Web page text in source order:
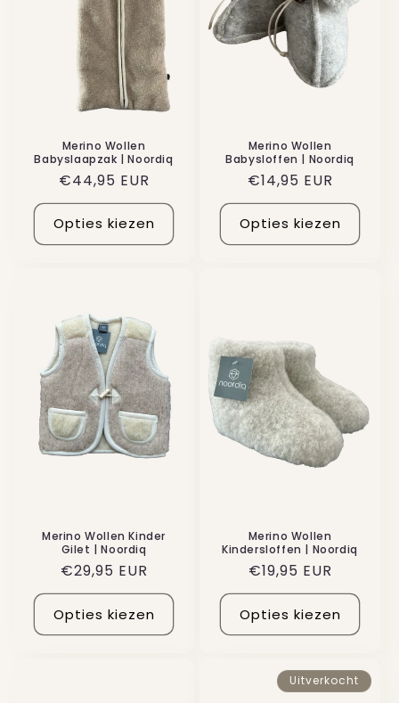
Merino Wollen
Babyslaapzak | Noordiq
Normale
prijs
€44,95 EUR
Opties kiezen
Merino Wollen
Babysloffen | Noordiq
Normale
prijs
€14,95 EUR
Opties kiezen
Merino Wollen Kinder
Gilet | Noordiq
Normale
prijs
€29,95 EUR
Opties kiezen
Merino Wollen
Kindersloffen | Noordiq
Normale
prijs
€19,95 EUR
Opties kiezen
Uitverkocht